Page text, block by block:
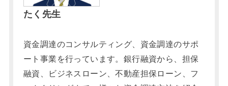
たく先生
資金調達のコンサルティング、資金調達のサポ
ート事業を行っています。銀行融資から、担保
融資、ビジネスローン、不動産担保ローン、フ